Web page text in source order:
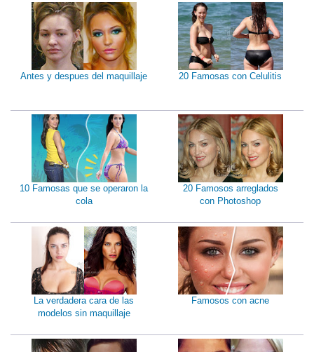
Antes y despues del maquillaje 20 Famosas con Celulitis
10 Famosas que se operaron la
cola
20 Famosos arreglados
con Photoshop
La verdadera cara de las
modelos sin maquillaje
Famosos con acne